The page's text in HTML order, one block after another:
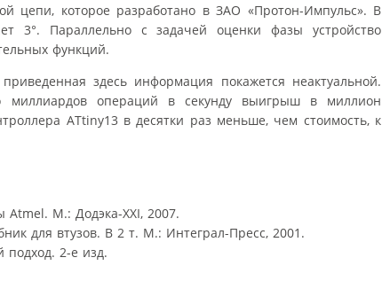
цепи, которое разработано в ЗАО «Протон-Импульс». В
3°. Параллельно с задачей оценки фазы устройство
функций.
здесь информация покажется неактуальной.
миллиардов операций в секунду выигрыш в миллион
ATtiny13 в десятки раз меньше, чем стоимость, к
М.: Додэка-XXI, 2007.
для втузов. В 2 т. М.: Интеграл-Пресс, 2001.
подход. 2-е изд.